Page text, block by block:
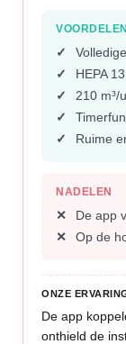
VOORDELEN
HEPA
210 m³/
Ruime
NADELEN
De app
Op de
ONZE
De app
onthield de